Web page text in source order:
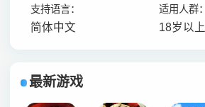
支持语言：
简体中文
适用人群：
18岁以上
最新游戏